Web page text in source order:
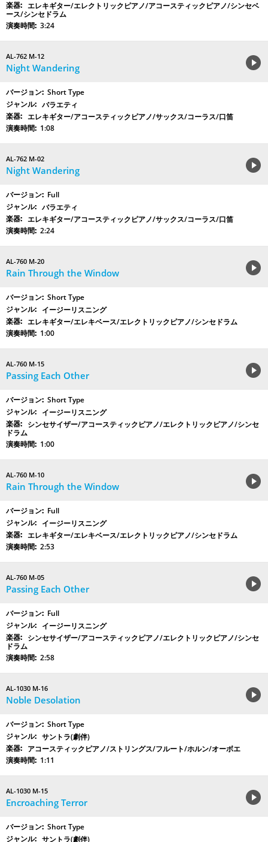
エレキギター/エレクトリックピアノ/アコースティックピアノ/シンセベ
ース/シンセドラム
3:24
AL-762 M-12
Night Wandering
Short Type
バラエティ
エレキギター/アコースティックピアノ/サックス/コーラス/口笛
1:08
AL-762 M-02
Night Wandering
Full
バラエティ
エレキギター/アコースティックピアノ/サックス/コーラス/口笛
2:24
AL-760 M-20
Rain Through the Window
Short Type
イージーリスニング
エレキギター/エレキベース/エレクトリックピアノ/シンセドラム
1:00
AL-760 M-15
Passing Each Other
Short Type
イージーリスニング
シンセサイザー/アコースティックピアノ/エレクトリックピアノ/シンセ
ドラム
1:00
AL-760 M-10
Rain Through the Window
Full
イージーリスニング
エレキギター/エレキベース/エレクトリックピアノ/シンセドラム
2:53
AL-760 M-05
Passing Each Other
Full
イージーリスニング
シンセサイザー/アコースティックピアノ/エレクトリックピアノ/シンセ
ドラム
2:58
AL-1030 M-16
Noble Desolation
Short Type
サントラ(劇伴)
アコースティックピアノ/ストリングス/フルート/ホルン/オーボエ
1:11
AL-1030 M-15
Encroaching Terror
Short Type
サントラ(劇伴)